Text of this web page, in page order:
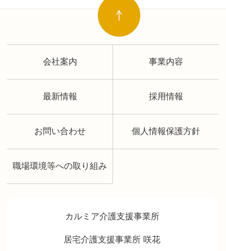
会社案内 事業内容
最新情報 採用情報
お問い合わせ 個人情報保護方針
職場環境等への取り組み
カルミア介護支援事業所
居宅介護支援事業所 咲花